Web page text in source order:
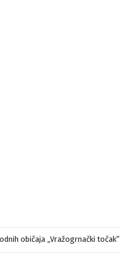
običaja „Vražogrnački točak“